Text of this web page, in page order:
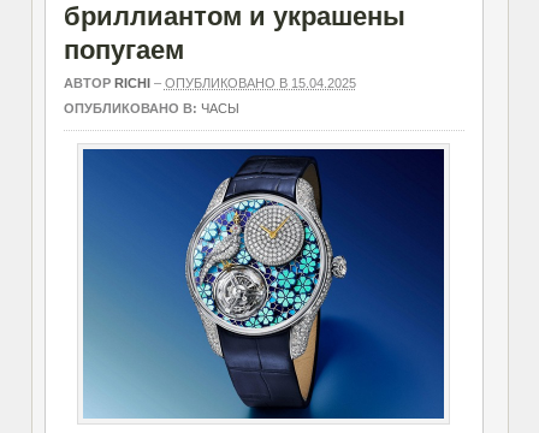
бриллиантом и украшены
попугаем
АВТОР RICHI – ОПУБЛИКОВАНО В 15.04.2025
ОПУБЛИКОВАНО В: ЧАСЫ